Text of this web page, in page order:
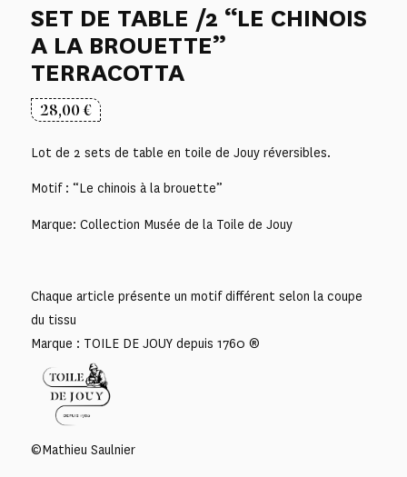
SET DE TABLE /2 “LE CHINOIS
A LA BROUETTE”
TERRACOTTA
28,00€
Lot de 2 sets de table en toile de Jouy réversibles.
Motif : “Le chinois à la brouette”
Marque: Collection Musée de la Toile de Jouy
Chaque article présente un motif différent selon la coupe
du tissu
Marque : TOILE DE JOUY depuis 1760 ®
©Mathieu Saulnier